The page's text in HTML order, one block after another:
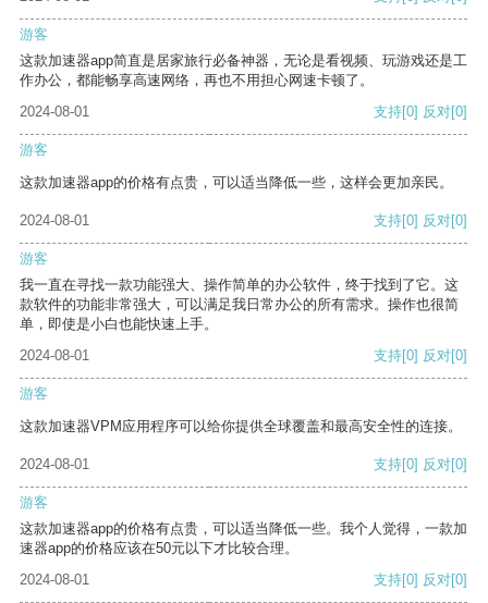
游客
这款加速器app简直是居家旅行必备神器，无论是看视频、玩游戏还是工
作办公，都能畅享高速网络，再也不用担心网速卡顿了。
2024-08-01
支持[0] 反对[0]
游客
这款加速器app的价格有点贵，可以适当降低一些，这样会更加亲民。
2024-08-01 支持[0] 反对[0]
游客
我一直在寻找一款功能强大、操作简单的办公软件，终于找到了它。这
款软件的功能非常强大，可以满足我日常办公的所有需求。操作也很简
单，即使是小白也能快速上手。
2024-08-01
支持[0] 反对[0]
游客
这款加速器VPM应用程序可以给你提供全球覆盖和最高安全性的连接。
2024-08-01 支持[0] 反对[0]
游客
这款加速器app的价格有点贵，可以适当降低一些。我个人觉得，一款加
速器app的价格应该在50元以下才比较合理。
2024-08-01
支持[0] 反对[0]